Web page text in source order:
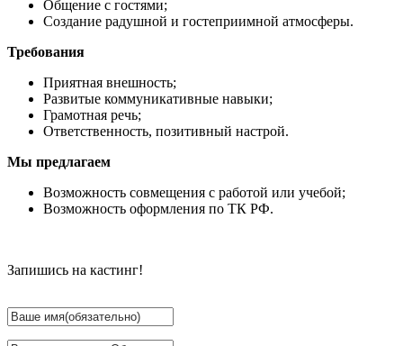
Общение с гостями;
Создание радушной и гостеприимной атмосферы.
Требования
Приятная внешность;
Развитые коммуникативные навыки;
Грамотная речь;
Ответственность, позитивный настрой.
Мы предлагаем
Возможность совмещения с работой или учебой;
Возможность оформления по ТК РФ.
Запишись на кастинг!